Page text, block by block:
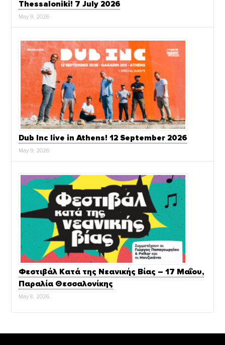
Thessaloniki! 7 July 2026
May 9, 2026
Dub Inc live in Athens! 12 September 2026
May 9, 2026
Φεστιβάλ Κατά της Νεανικής Βίας – 17 Μαΐου,
Παραλία Θεσσαλονίκης
May 8, 2026